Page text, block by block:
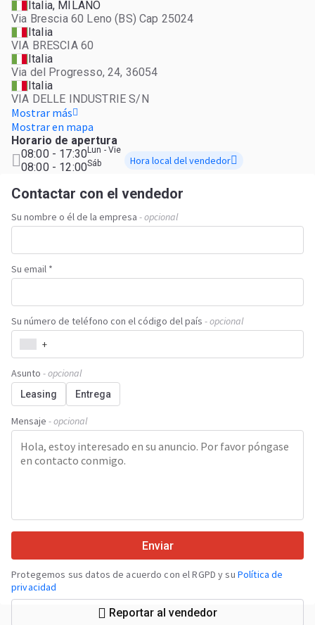
Italia, MILANO
Via Brescia 60 Leno (BS) Cap 25024
Italia
VIA BRESCIA 60
Italia
Via del Progresso, 24, 36054
Italia
VIA DELLE INDUSTRIE S/N
Mostrar más
Mostrar en mapa
Horario de apertura
08:00 - 17:30Lun - Vie
08:00 - 12:00Sáb Hora local del vendedor
Contactar con el vendedor
Su nombre o él de la empresa - opcional
Su email *
Su número de teléfono con el código del país - opcional
+
Asunto - opcional
Leasing Entrega
Mensaje - opcional
Enviar
Protegemos sus datos de acuerdo con el RGPD y su Política de
privacidad
Reportar al vendedor